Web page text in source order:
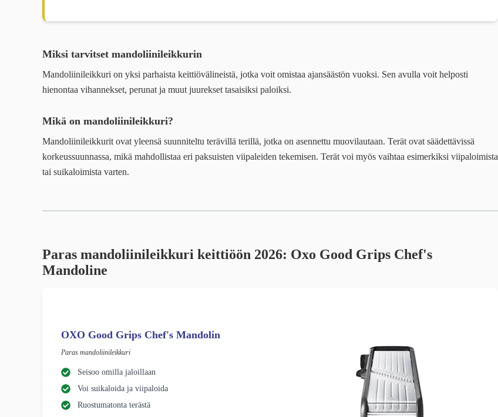
Miksi tarvitset mandoliinileikkurin
Mandoliinileikkuri on yksi parhaista keittiövälineistä, jotka voit omistaa ajansäästön vuoksi. Sen avulla voit helposti
hienontaa vihannekset, perunat ja muut juurekset tasaisiksi paloiksi.
Mikä on mandoliinileikkuri?
Mandoliinileikkurit ovat yleensä suunniteltu terävillä terillä, jotka on asennettu muovilautaan. Terät ovat säädettävissä
korkeussuunnassa, mikä mahdollistaa eri paksuisten viipaleiden tekemisen. Terät voi myös vaihtaa esimerkiksi viipaloimista
tai suikaloimista varten.
Paras mandoliinileikkuri keittiöön 2026: Oxo Good Grips Chef's
Mandoline
OXO Good Grips Chef's Mandolin
Paras mandoliinileikkuri
Seisoo omilla jaloillaan
Voi suikaloida ja viipaloida
Ruostumatonta terästä